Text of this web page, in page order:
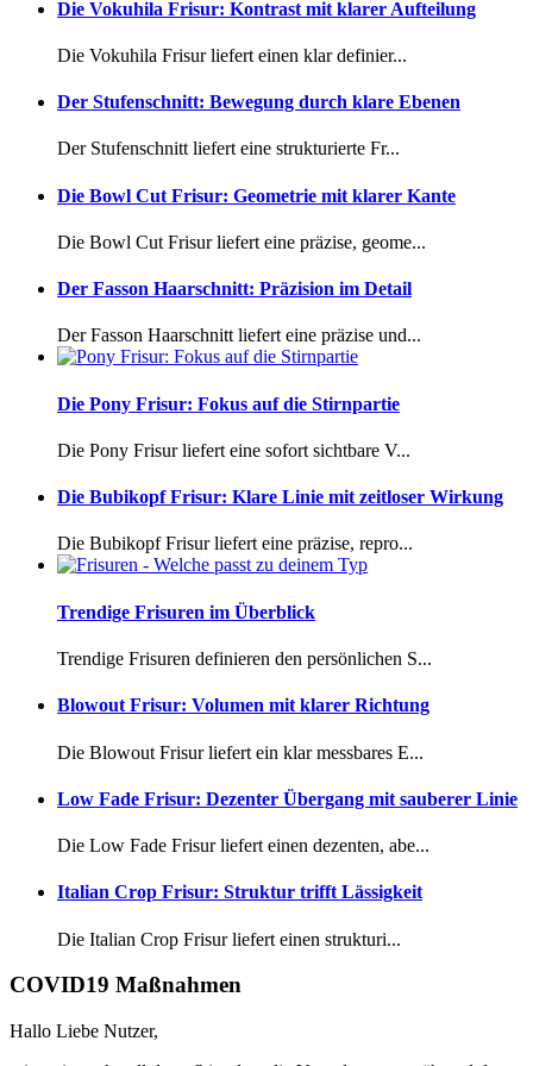
Die Vokuhila Frisur: Kontrast mit klarer Aufteilung
Die Vokuhila Frisur liefert einen klar definier...
Der Stufenschnitt: Bewegung durch klare Ebenen
Der Stufenschnitt liefert eine strukturierte Fr...
Die Bowl Cut Frisur: Geometrie mit klarer Kante
Die Bowl Cut Frisur liefert eine präzise, geome...
Der Fasson Haarschnitt: Präzision im Detail
Der Fasson Haarschnitt liefert eine präzise und...
Die Pony Frisur: Fokus auf die Stirnpartie
Die Pony Frisur liefert eine sofort sichtbare V...
Die Bubikopf Frisur: Klare Linie mit zeitloser Wirkung
Die Bubikopf Frisur liefert eine präzise, repro...
Trendige Frisuren im Überblick
Trendige Frisuren definieren den persönlichen S...
Blowout Frisur: Volumen mit klarer Richtung
Die Blowout Frisur liefert ein klar messbares E...
Low Fade Frisur: Dezenter Übergang mit sauberer Linie
Die Low Fade Frisur liefert einen dezenten, abe...
Italian Crop Frisur: Struktur trifft Lässigkeit
Die Italian Crop Frisur liefert einen strukturi...
COVID19 Maßnahmen
Hallo Liebe Nutzer,